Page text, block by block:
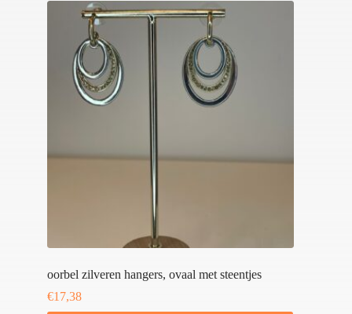
oorbel zilveren hangers, ovaal met steentjes
€17,38